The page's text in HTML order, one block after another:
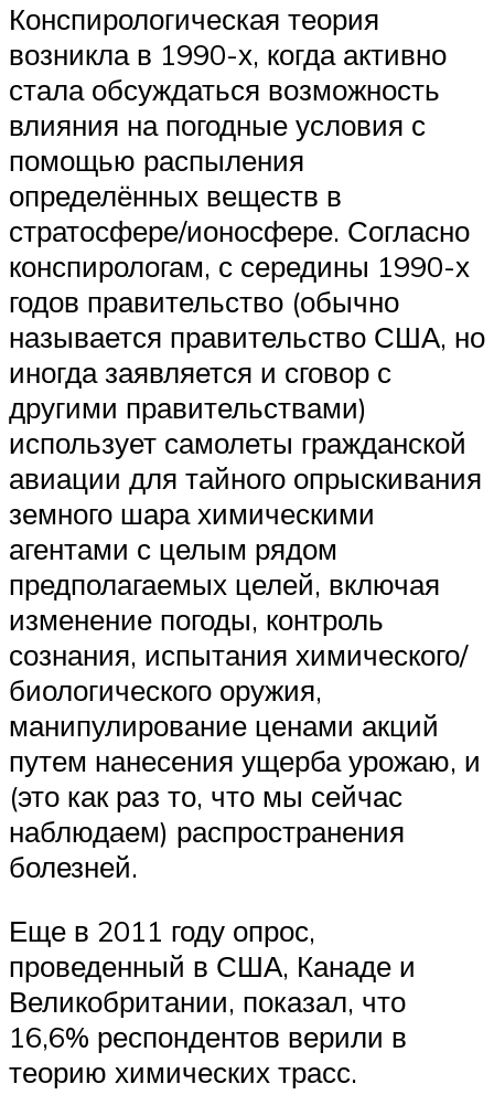
Конспирологическая теория
возникла в 1990-х, когда активно
стала обсуждаться возможность
влияния на погодные условия с
помощью распыления
определённых веществ в
стратосфере/ионосфере. Согласно
конспирологам, с середины 1990-х
годов правительство (обычно
называется правительство США, но
иногда заявляется и сговор с
другими правительствами)
использует самолеты гражданской
авиации для тайного опрыскивания
земного шара химическими
агентами с целым рядом
предполагаемых целей, включая
изменение погоды, контроль
сознания, испытания химического/
биологического оружия,
манипулирование ценами акций
путем нанесения ущерба урожаю, и
(это как раз то, что мы сейчас
наблюдаем) распространения
болезней.
Еще в 2011 году опрос,
проведенный в США, Канаде и
Великобритании, показал, что
16,6% респондентов верили в
теорию химических трасс.